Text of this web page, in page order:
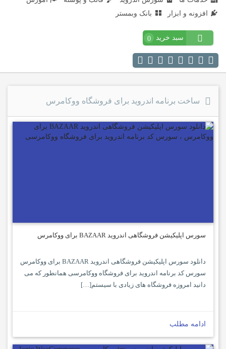
افزونه و ابزار
بانک وبمستر
سبد خرید 0
ساخت برنامه اندروید برای فروشگاه ووکامرس
سورس اپلیکیشن فروشگاهی اندروید BAZAAR برای ووکامرس
دانلود سورس اپلیکیشن فروشگاهی اندروید BAZAAR برای ووکامرس
سورس کد برنامه اندروید برای فروشگاه ووکامرسی همانطور که می
دانید امروزه فروشگاه های زیادی با سیستم[…]
ادامه مطلب